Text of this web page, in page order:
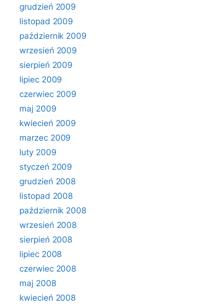
grudzień 2009
listopad 2009
październik 2009
wrzesień 2009
sierpień 2009
lipiec 2009
czerwiec 2009
maj 2009
kwiecień 2009
marzec 2009
luty 2009
styczeń 2009
grudzień 2008
listopad 2008
październik 2008
wrzesień 2008
sierpień 2008
lipiec 2008
czerwiec 2008
maj 2008
kwiecień 2008